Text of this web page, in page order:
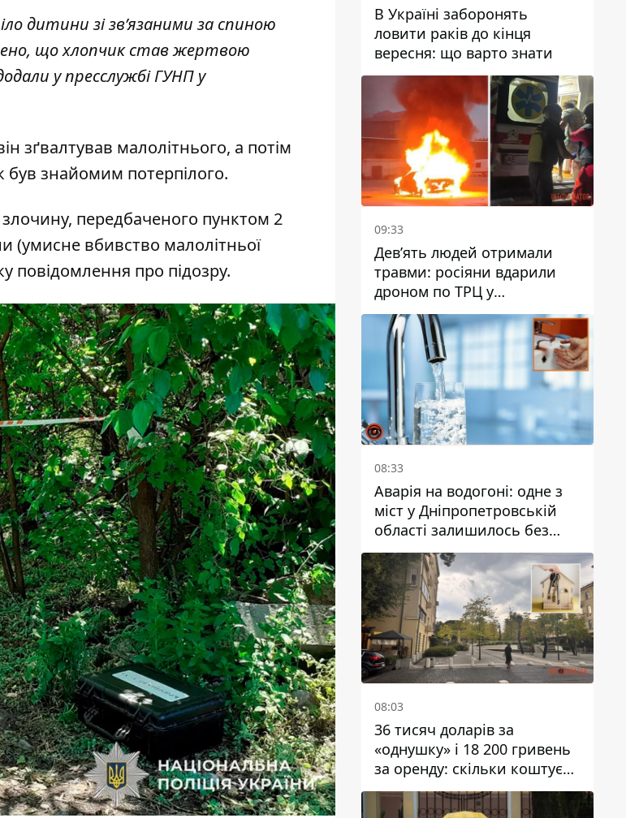
дитини зі зв’язаними за спиною
що хлопчик став жертвою
у пресслужбі ГУНП у
зґвалтував малолітнього, а потім
знайомим потерпілого.
передбаченого пунктом 2
(умисне вбивство малолітньої
повідомлення про підозру.
В Україні заборонять
ловити раків до кінця
вересня: що варто знати
09:33
Дев’ять людей отримали
травми: росіяни вдарили
дроном по ТРЦ у
Павлограді, чи
працюватиме заклад надалі
08:33
Аварія на водогоні: одне з
міст у Дніпропетровській
області залишилось без
води
08:03
36 тисяч доларів за
«однушку» і 18 200 гривень
за оренду: скільки коштує
житло у Дніпропетровської
області